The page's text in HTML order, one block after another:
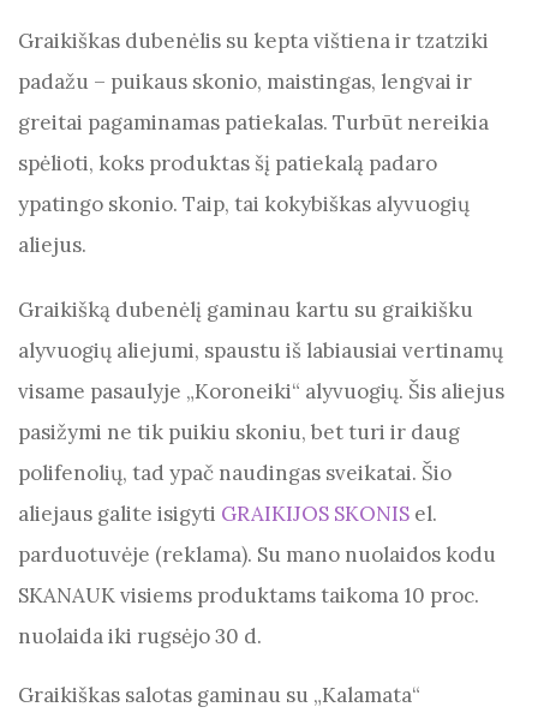
c
e
b
o
o
k
er
es
t
at
s
A
p
p
se
n
g
er
er e
gr
a
m
ar
e
Graikiškas dubenėlis su kepta vištiena ir tzatziki
padažu – puikaus skonio, maistingas, lengvai ir
greitai pagaminamas patiekalas. Turbūt nereikia
spėlioti, koks produktas šį patiekalą padaro
ypatingo skonio. Taip, tai kokybiškas alyvuogių
aliejus.
Graikišką dubenėlį gaminau kartu su graikišku
alyvuogių aliejumi, spaustu iš labiausiai vertinamų
visame pasaulyje „Koroneiki“ alyvuogių. Šis aliejus
pasižymi ne tik puikiu skoniu, bet turi ir daug
polifenolių, tad ypač naudingas sveikatai. Šio
aliejaus galite isigyti GRAIKIJOS SKONIS el.
parduotuvėje (reklama). Su mano nuolaidos kodu
SKANAUK visiems produktams taikoma 10 proc.
nuolaida iki rugsėjo 30 d.
Graikiškas salotas gaminau su „Kalamata“